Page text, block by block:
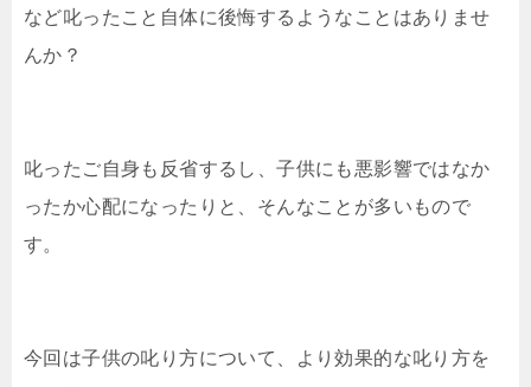
など叱ったこと自体に後悔するようなことはありませ
んか？
叱ったご自身も反省するし、子供にも悪影響ではなか
ったか心配になったりと、そんなことが多いもので
す。
今回は子供の叱り方について、より効果的な叱り方を